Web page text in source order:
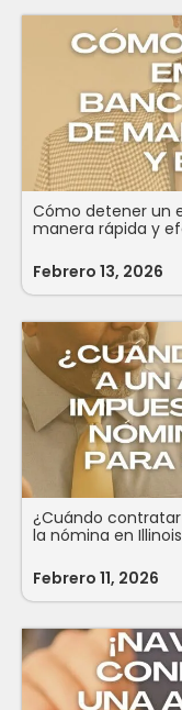
Cómo detener un
manera rápida y
Febrero 13, 2026
¿Cuándo
la nómina en
Febrero 11, 2026